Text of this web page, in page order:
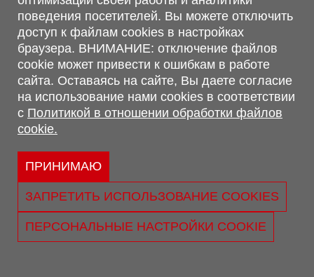
г. Минск, Минский р-н, п. Привольный, ул. Мира, 20А,
223062
г. Брест, ул. Лейтенанта Рябцева, 108 В, 224701
Обращаем Ваше внимание, что вся предоставленная на сайте
информация, касающаяся комплектаций, технических
характеристик, цветовых сочетаний, а также стоимости и
сервисного обслуживания носит информационный характер и
не является публичной офертой, определяемой п.2 ст.407
Гражданского кодекса Республики Беларусь.
Политика обработки персональных данных
Политикой в отношении обработки файлов cookie.
Свидетельство о регистрации №290667530 выдано 02.02.2009
г. Администрацией Ленинского р-на г. Бреста
поведения посетителей. Вы можете отключить
доступ к файлам cookies в настройках
браузера. ВНИМАНИЕ: отключение файлов
cookie может привести к ошибкам в работе
сайта. Оставаясь на сайте, Вы даете согласие
на использование нами cookies в соответствии
с Политикой в отношении обработки файлов
cookie.
ПРИНИМАЮ
ЗАПРЕТИТЬ ИСПОЛЬЗОВАНИЕ COOKIES
ПЕРСОНАЛЬНЫЕ НАСТРОЙКИ COOKIE